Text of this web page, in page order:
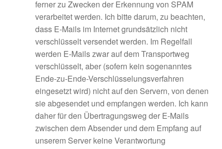
ferner zu Zwecken der Erkennung von SPAM
verarbeitet werden. Ich bitte darum, zu beachten,
dass E-Mails im Internet grundsätzlich nicht
verschlüsselt versendet werden. Im Regelfall
werden E-Mails zwar auf dem Transportweg
verschlüsselt, aber (sofern kein sogenanntes
Ende-zu-Ende-Verschlüsselungsverfahren
eingesetzt wird) nicht auf den Servern, von denen
sie abgesendet und empfangen werden. Ich kann
daher für den Übertragungsweg der E-Mails
zwischen dem Absender und dem Empfang auf
unserem Server keine Verantwortung